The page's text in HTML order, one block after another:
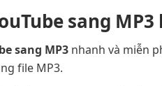
sang MP3
sang MP3nhanh và miễn
file MP3.